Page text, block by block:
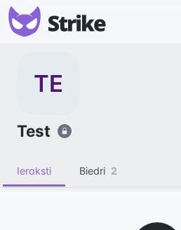
TE
Test
Ieraksti Biedri 2